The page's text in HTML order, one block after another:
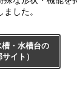
した。
・水槽台の
イト）